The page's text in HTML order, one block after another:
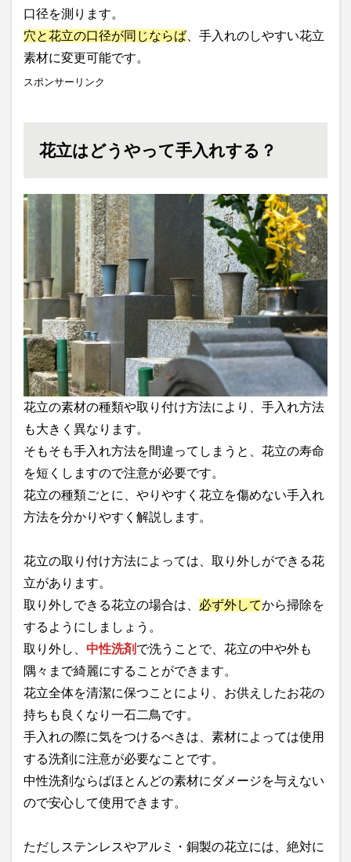
口径を測ります。
穴と花立の口径が同じならば 、手入れのしやすい花立
素材に変更可能です。
スポンサーリンク
花立はどうやって手入れする？
花立の素材の種類や取り付け方法により、手入れ方法
も大きく異なります。
そもそも手入れ方法を間違ってしまうと、花立の寿命
を短くしますので注意が必要です。
花立の種類ごとに、やりやすく花立を傷めない手入れ
方法を分かりやすく解説します。
花立の取り付け方法によっては、取り外しができる花
立があります。
取り外しできる花立の場合は、 必ず外してから掃除を
するようにしましょう。
取り外し、 中性洗剤 で洗うことで、花立の中や外も
隅々まで綺麗にすることができます。
花立全体を清潔に保つことにより、お供えしたお花の
持ちも良くなり一石二鳥です。
手入れの際に気をつけるべきは、素材によっては使用
する洗剤に注意が必要なことです。
中性洗剤ならばほとんどの素材にダメージを与えない
ので安心して使用できます。
ただしステンレスやアルミ・銅製の花立には、絶対に